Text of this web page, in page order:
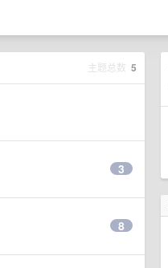
主题总数 5
3
8